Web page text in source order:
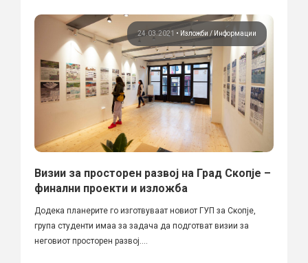
24.03.2021 • Изложби Информации
Визии за просторен развој на Град Скопје –
финални проекти и изложба
Додека планерите го изготвуваат новиот ГУП за Скопје,
група студенти имаа за задача да подготват визии за
неговиот просторен развој....